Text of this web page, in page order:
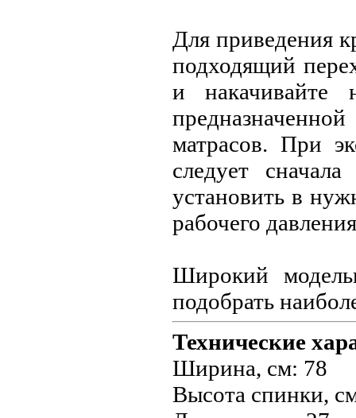
Для приведения
подходящий
и накачивайте
матрасов. При
следует
установить в
рабочего
Широкий
подобрать
Технические
Ширина, см: 78
Высота спинки,